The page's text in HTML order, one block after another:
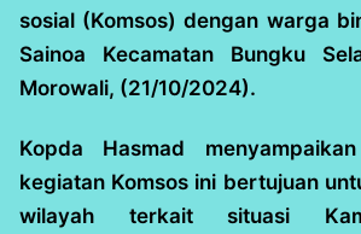
sosial (Komsos) dengan warga
Sainoa Kecamatan Bungku
Morowali, (21/10/2024).
Kopda Hasmad
kegiatan Komsos ini bertujuan
wilayah terkait situasi